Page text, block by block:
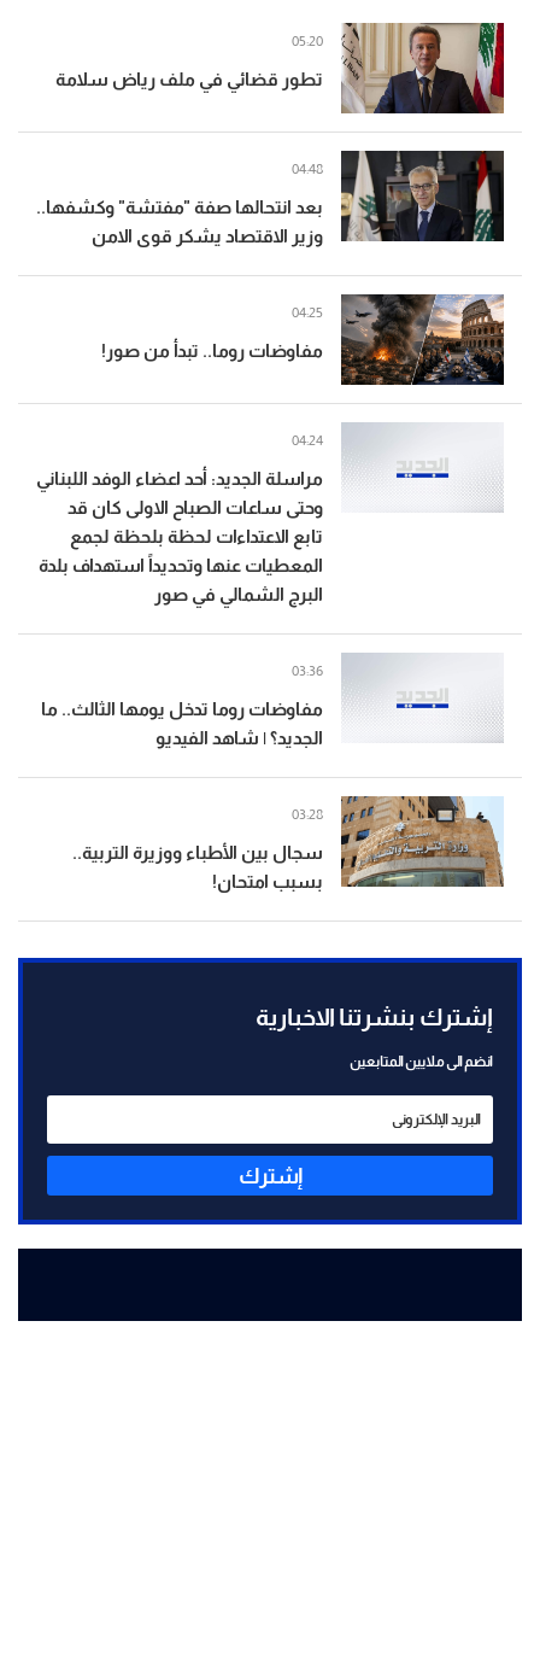
تطور قضائي في ملف رياض سلامة
05:20
بعد انتحالها صفة "مفتشة" وكشفها..
وزير الاقتصاد يشكر قوى الامن
04:48
مفاوضات روما.. تبدأ من صور!
04:25
مراسلة الجديد: أحد اعضاء الوفد اللبناني
وحتى ساعات الصباح الاولى كان قد
تابع الاعتداءات لحظة بلحظة لجمع
المعطيات عنها وتحديداً استهداف بلدة
البرج الشمالي في صور
04:24
مفاوضات روما تدخل يومها الثالث.. ما
الجديد؟ | شاهد الفيديو
03:36
سجال بين الأطباء ووزيرة التربية..
بسبب امتحان!
03:28
إشترك بنشرتنا الاخبارية
انضم الى ملايين المتابعين
إشترك